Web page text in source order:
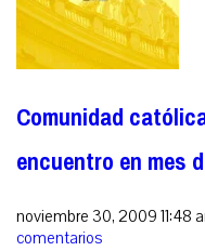
Comunidad
encuentro en mes
noviembre 30, 2009 11:48
comentarios